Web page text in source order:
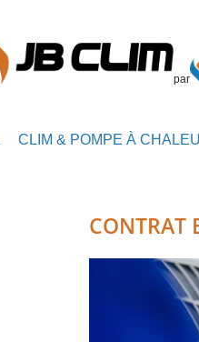
par
CLIM & POMPE À
CONTRAT